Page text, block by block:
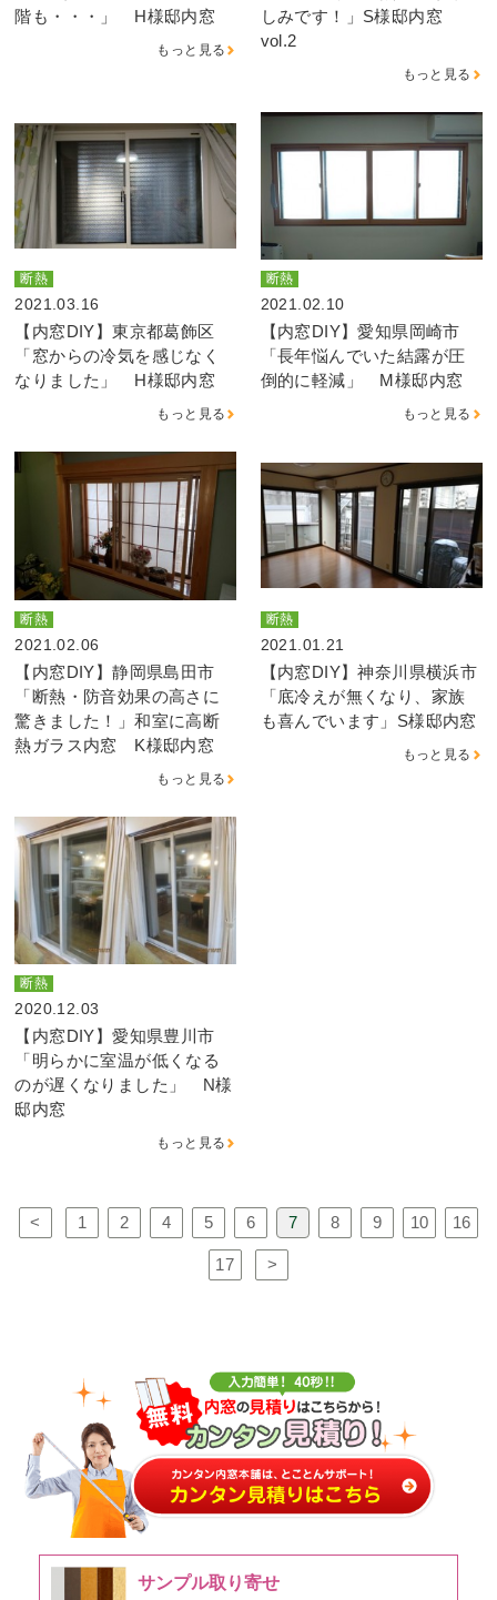
階も・・・」 H様邸内窓
もっと見る
しみです！」S様邸内窓
vol.2
もっと見る
断熱
2021.03.16
【内窓DIY】東京都葛飾区
「窓からの冷気を感じなく
なりました」 H様邸内窓
もっと見る
断熱
2021.02.10
【内窓DIY】愛知県岡崎市
「長年悩んでいた結露が圧
倒的に軽減」 M様邸内窓
もっと見る
断熱
2021.02.06
【内窓DIY】静岡県島田市
「断熱・防音効果の高さに
驚きました！」和室に高断
熱ガラス内窓 K様邸内窓
もっと見る
断熱
2021.01.21
【内窓DIY】神奈川県横浜市
「底冷えが無くなり、家族
も喜んでいます」S様邸内窓
もっと見る
断熱
2020.12.03
【内窓DIY】愛知県豊川市
「明らかに室温が低くなる
のが遅くなりました」 N様
邸内窓
もっと見る
< 1 2 4 5 6 7 8 9 10 16
17 >
サンプル取り寄せ